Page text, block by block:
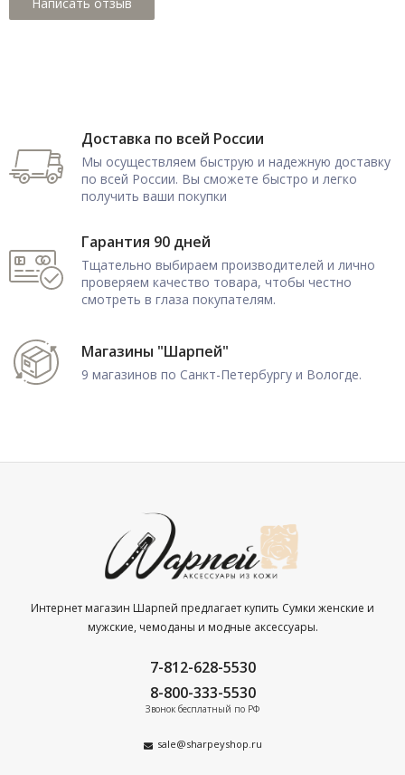
Доставка по всей России
Мы осуществляем быструю и надежную доставку
по всей России. Вы сможете быстро и легко
получить ваши покупки
Гарантия 90 дней
Тщательно выбираем производителей и лично
проверяем качество товара, чтобы честно
смотреть в глаза покупателям.
Магазины "Шарпей"
9 магазинов по Санкт-Петербургу и Вологде.
Интернет магазин Шарпей предлагает купить Сумки женские и
мужские, чемоданы и модные аксессуары.
7-812-628-5530
8-800-333-5530
Звонок бесплатный по РФ
sale@sharpeyshop.ru